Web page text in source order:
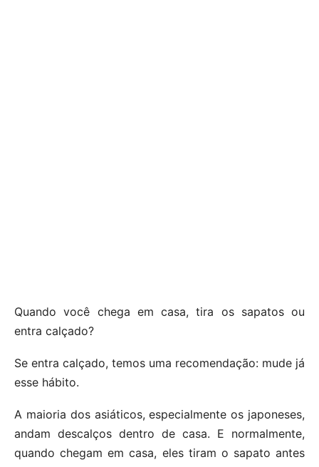
Quando você chega em casa, tira os sapatos ou
entra calçado?
Se entra calçado, temos uma recomendação: mude já
esse hábito.
A maioria dos asiáticos, especialmente os japoneses,
andam descalços dentro de casa. E normalmente,
quando chegam em casa, eles tiram o sapato antes